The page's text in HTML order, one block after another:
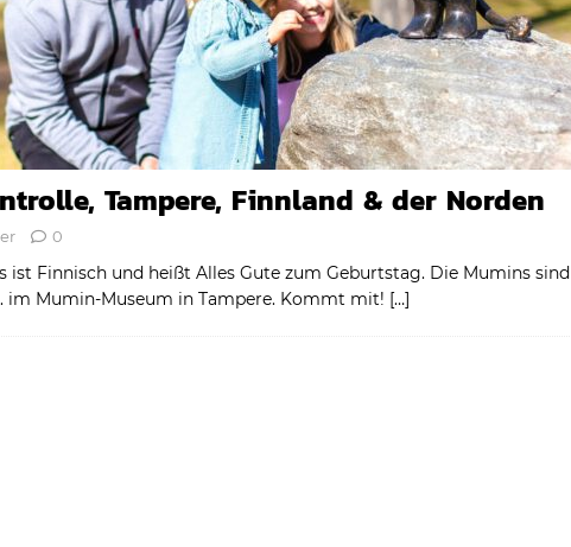
Tampere, Finnland & der Norden
0
ist Finnisch und heißt Alles Gute zum Geburtstag. Die Mumins sind
im Mumin-Museum in Tampere. Kommt mit! […]